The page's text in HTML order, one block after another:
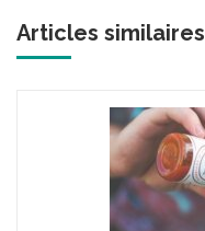
Articles similaires